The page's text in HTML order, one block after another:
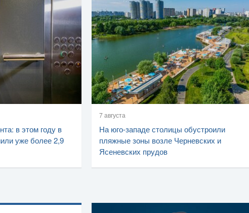
в этом году в
уже более 2,9
7 августа
На юго-западе столицы обустроили
пляжные зоны возле Черневских и
Ясеневских прудов